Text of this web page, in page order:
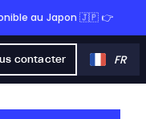
au Japon 🇯🇵 👉
FR
contacter